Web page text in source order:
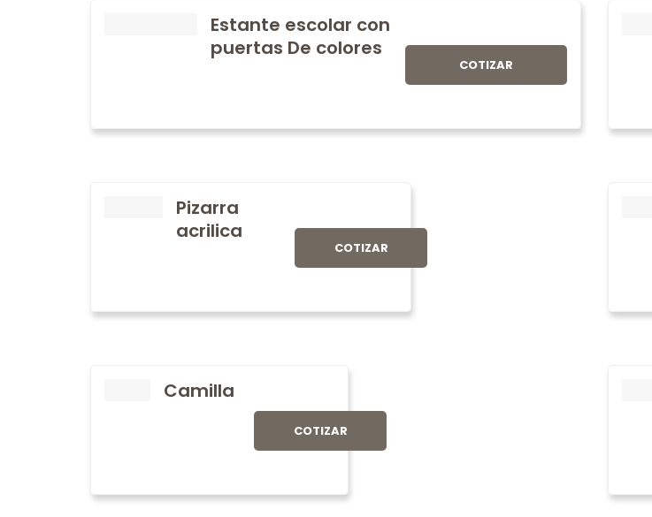
Estante escolar con
puertas De colores
COTIZAR
Pizarra
acrilica
COTIZAR
Camilla
COTIZAR